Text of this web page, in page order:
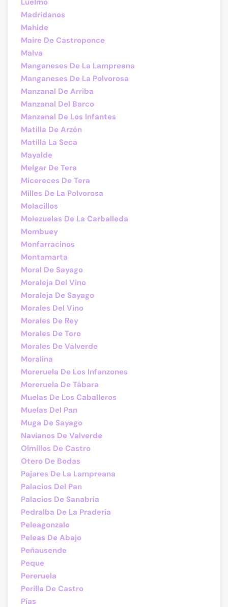
Luelmo
Madridanos
Mahide
Maire De Castroponce
Malva
Manganeses De La Lampreana
Manganeses De La Polvorosa
Manzanal De Arriba
Manzanal Del Barco
Manzanal De Los Infantes
Matilla De Arzón
Matilla La Seca
Mayalde
Melgar De Tera
Micereces De Tera
Milles De La Polvorosa
Molacillos
Molezuelas De La Carballeda
Mombuey
Monfarracinos
Montamarta
Moral De Sayago
Moraleja Del Vino
Moraleja De Sayago
Morales Del Vino
Morales De Rey
Morales De Toro
Morales De Valverde
Moralina
Moreruela De Los Infanzones
Moreruela De Tábara
Muelas De Los Caballeros
Muelas Del Pan
Muga De Sayago
Navianos De Valverde
Olmillos De Castro
Otero De Bodas
Pajares De La Lampreana
Palacios Del Pan
Palacios De Sanabria
Pedralba De La Pradería
Peleagonzalo
Peleas De Abajo
Peñausende
Peque
Pereruela
Perilla De Castro
Pías